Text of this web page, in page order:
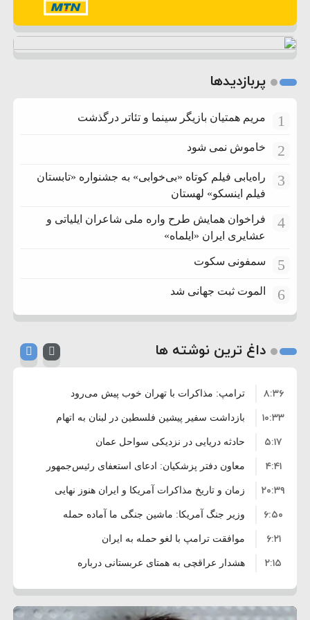
پربازدیدها
1 مریم همتیان بازیگر سینما و تئاتر درگذشت
2 خاموش نمی شود
3
راه‌یابی فیلم کوتاه «بی‌خوابی» به جشنواره «تابستان
فیلم اینسکو» لهستان
4
فراخوان همایش طرح واره ملی شاعران ایلیاتی و
عشایری ایران «ایلماه»
5 سمفونی سکوت
6 الموت ثبت جهانی شد
داغ ترین نوشته ها
ترامپ: مذاکرات با تهران خوب پیش می‌رود ۸:۳۶
بازداشت سفیر پیشین فلسطین در لبنان به اتهام
فساد و اختلاس اموال
۱۰:۳۳
حادثه دریایی در نزدیکی سواحل عمان ۵:۱۷
معاون دفتر پزشکیان: ادعای استعفای رئیس‌جمهور
واهی و کذب محض است
۴:۴۱
زمان و تاریخ مذاکرات آمریکا و ایران هنوز نهایی
نشده است
۲۰:۳۹
وزیر جنگ آمریکا: ماشین جنگی ما آماده حمله
نظامی علیه ایران است
۶:۵۰
موافقت ترامپ با لغو حمله به ایران ۶:۲۱
هشدار عراقچی به همتای عربستانی درباره
همراهی با آمریکا
۲:۱۵
مقام ارشد امنیتی: برنامه گسترده‌ای برای پاسخ به
دیوانگی آمریکا داریم
۷:۱۰
ترامپ دستور حملات جدید علیه ایران را صادر کرد ۵:۴۵